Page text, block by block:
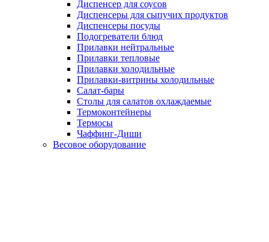
Диспенсер для соусов
Диспенсеры для сыпучих продуктов
Диспенсеры посуды
Подогреватели блюд
Прилавки нейтральные
Прилавки тепловые
Прилавки холодильные
Прилавки-витрины холодильные
Салат-бары
Столы для салатов охлаждаемые
Термоконтейнеры
Термосы
Чаффинг-Диши
Весовое оборудование